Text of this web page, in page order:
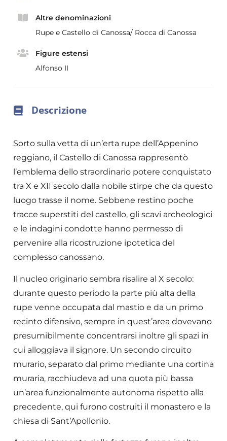
Altre denominazioni
Rupe e Castello di Canossa/ Rocca di Canossa
Figure estensi
Alfonso II
Descrizione
Sorto sulla vetta di un’erta rupe dell’Appenino
reggiano, il Castello di Canossa rappresentò
l’emblema dello straordinario potere conquistato
tra X e XII secolo dalla nobile stirpe che da questo
luogo trasse il nome. Sebbene restino poche
tracce superstiti del castello, gli scavi archeologici
e le indagini condotte hanno permesso di
pervenire alla ricostruzione ipotetica del
complesso canossano.
Il nucleo originario sembra risalire al X secolo:
durante questo periodo la parte più alta della
rupe venne occupata dal mastio e da un primo
recinto difensivo, sempre in quest’area dovevano
presumibilmente concentrarsi inoltre gli spazi in
cui alloggiava il signore. Un secondo circuito
murario, separato dal primo mediante una cortina
muraria, racchiudeva ad una quota più bassa
un’area funzionalmente autonoma rispetto alla
precedente, qui furono costruiti il monastero e la
chiesa di Sant’Apollonio.